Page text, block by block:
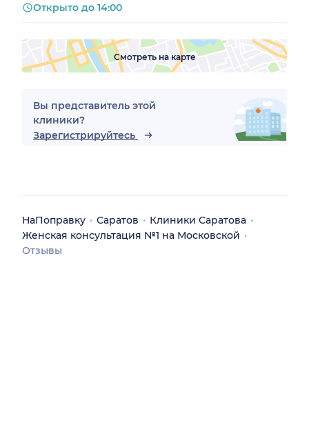
Открыто до 14:00
Смотреть на карте
Вы представитель этой
клиники?
Зарегистрируйтесь
НаПоправку Саратов
Клиники Саратова
Женская консультация №1 на Московской
Отзывы